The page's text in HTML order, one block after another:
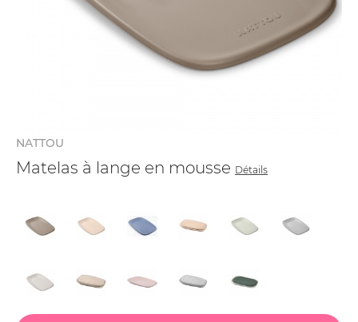
NATTOU
Matelas à lange en mousse Détails